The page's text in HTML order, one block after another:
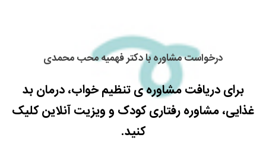
درخواست مشاوره با دکتر فهمیه محب محمدی
برای دریافت مشاوره ی تنظیم خواب، درمان بد
غذایی، مشاوره رفتاری کودک و ویزیت آنلاین کلیک
کنید.